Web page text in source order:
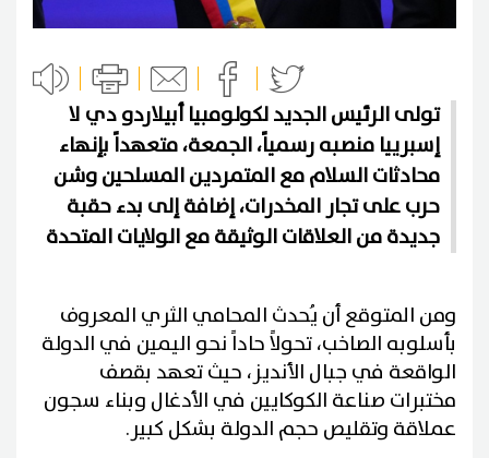
تولى الرئيس الجديد لكولومبيا أبيلاردو دي لا
إسبرييا منصبه رسمياً، الجمعة، متعهداً بإنهاء
محادثات السلام مع المتمردين المسلحين وشن
حرب على تجار المخدرات، إضافة إلى بدء حقبة
جديدة من العلاقات الوثيقة مع الولايات المتحدة
ومن المتوقع أن يُحدث المحامي الثري المعروف
بأسلوبه الصاخب، تحولاً حاداً نحو اليمين في الدولة
الواقعة في جبال الأنديز، حيث تعهد بقصف
مختبرات صناعة الكوكايين في الأدغال وبناء سجون
عملاقة وتقليص حجم الدولة بشكل كبير.